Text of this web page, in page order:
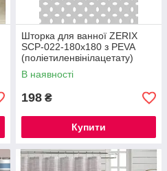
Шторка для ванної ZERIX
SCP-022-180x180 з PEVA
(поліетиленвінілацетату)
(Колір білий 3-Д) (ZX6095)
В наявності
198 ₴
Купити